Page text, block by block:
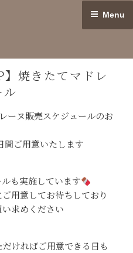
Menu
】焼きたてマドレ
ーヌ販売スケジュールのお
ご用意いたします
も実施しています
用意してお待ちしており
求めください
ければご用意できる日も